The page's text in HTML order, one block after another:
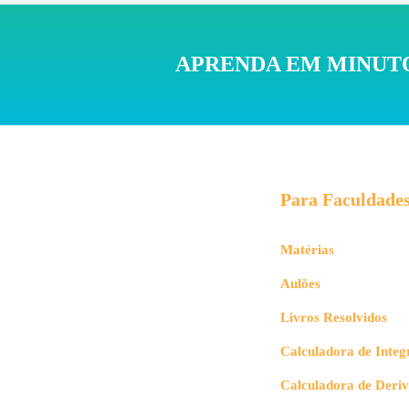
APRENDA EM
Para
Matérias
Aulões
Livros Resolvidos
Calculadora de
Calculadora de